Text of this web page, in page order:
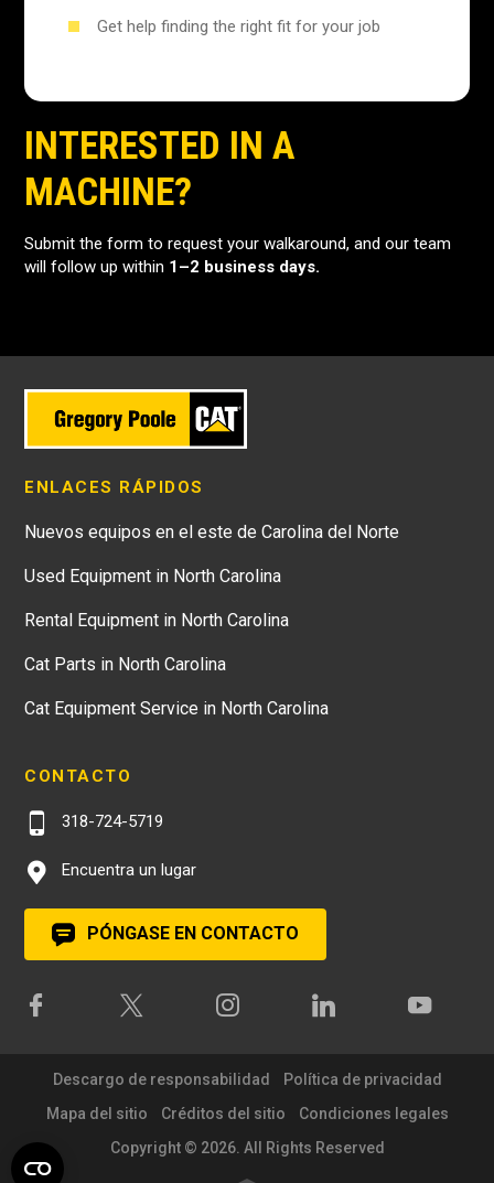
Get help finding the right fit for your job
INTERESTED IN A
MACHINE?
Submit the form to request your walkaround, and our team
will follow up within 1–2 business days.
ENLACES RÁPIDOS
Nuevos equipos en el este de Carolina del Norte
Used Equipment in North Carolina
Rental Equipment in North Carolina
Cat Parts in North Carolina
Cat Equipment Service in North Carolina
CONTACTO
318-724-5719
Encuentra un lugar
PÓNGASE EN CONTACTO
Descargo de responsabilidad
Política de privacidad
Mapa del sitio
Créditos del sitio
Condiciones legales
Copyright © 2026. All Rights Reserved